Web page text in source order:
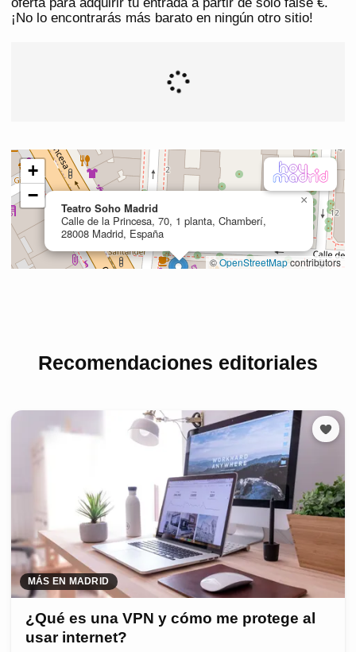
¡No lo encontrarás más barato en ningún otro sitio!
Recomendaciones editoriales
MÁS EN MADRID
¿Qué es una VPN y cómo me protege al
usar internet?